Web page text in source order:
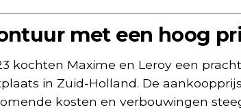
met een hoog
kochten Maxime en Leroy een
in Zuid-Holland. De
kosten en verbouwingen